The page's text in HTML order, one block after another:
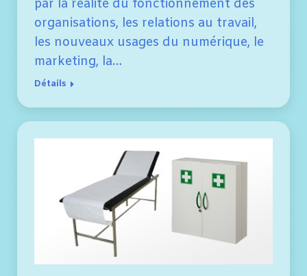
par la réalité du fonctionnement des
organisations, les relations au travail,
les nouveaux usages du numérique, le
marketing, la…
Détails